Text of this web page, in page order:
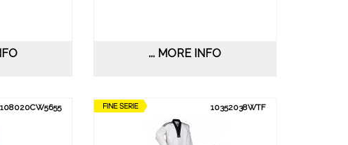
... MORE INFO
108020CW5655 10352038WTF